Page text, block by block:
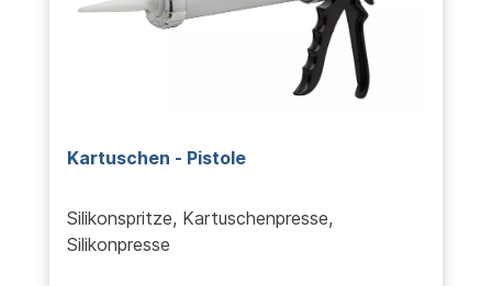
Kartuschen - Pistole
Silikonspritze, Kartuschenpresse,
Silikonpresse